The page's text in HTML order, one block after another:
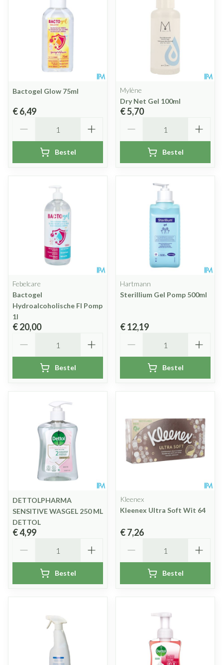
Bactogel Glow 75ml
€ 6,49
Bestel
Mylène
Dry Net Gel 100ml
€ 5,70
Bestel
Febelcare
Bactogel
Hydroalcoholische Fl Pomp
1l
€ 20,00
Bestel
Hartmann
Sterillium Gel Pomp 500ml
€ 12,19
Bestel
DETTOLPHARMA
SENSITIVE WASGEL 250 ML
DETTOL
€ 4,99
Bestel
Kleenex
Kleenex Ultra Soft Wit 64
€ 7,26
Bestel